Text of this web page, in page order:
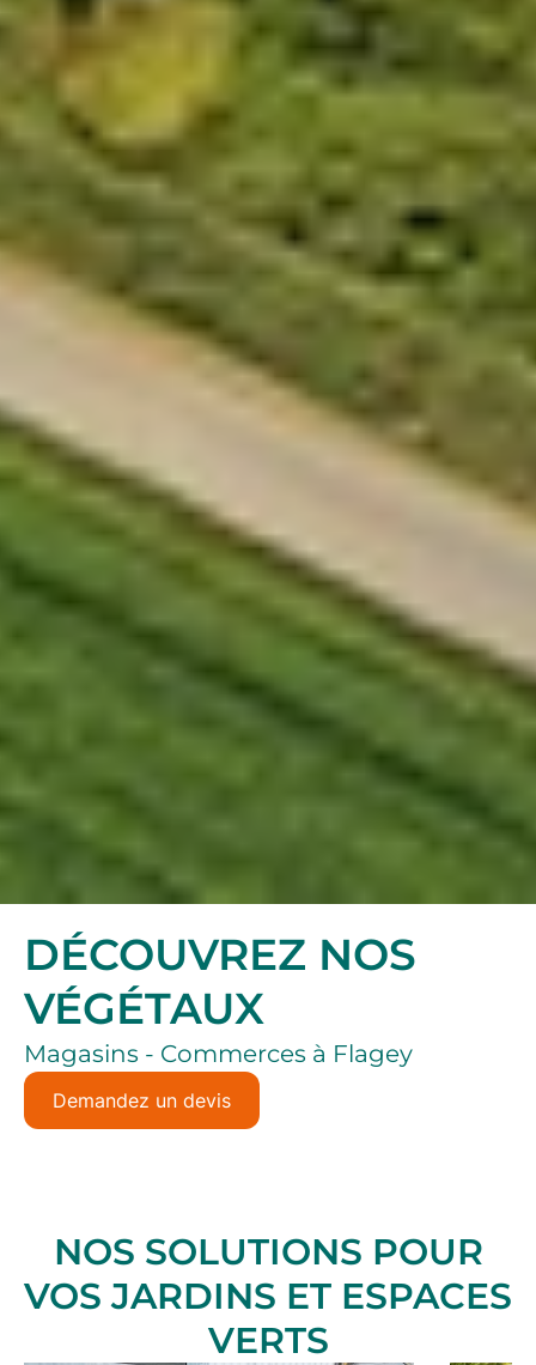
Magasins - Commerces à Flagey
DÉCOUVREZ NOS
VÉGÉTAUX
Demandez un devis
NOS SOLUTIONS POUR
VOS JARDINS ET ESPACES
VERTS